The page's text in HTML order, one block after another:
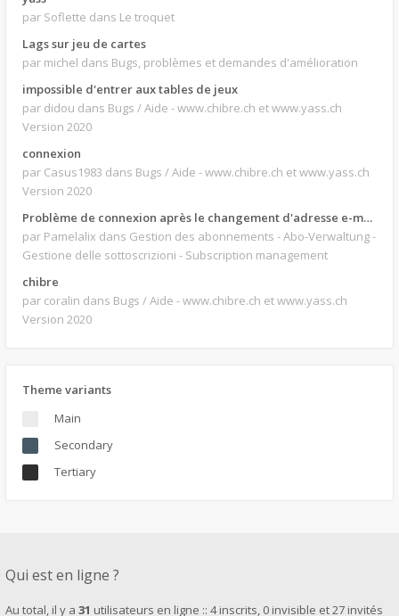
par Soflette dans Le troquet
Lags sur jeu de cartes
par michel dans Bugs, problèmes et demandes d'amélioration
impossible d'entrer aux tables de jeux
par didou dans Bugs / Aide - www.chibre.ch et www.yass.ch
Version 2020
connexion
par Casus1983 dans Bugs / Aide - www.chibre.ch et www.yass.ch
Version 2020
Problème de connexion après le changement d'adresse e-mail.
par Pamelalix dans Gestion des abonnements - Abo-Verwaltung -
Gestione delle sottoscrizioni - Subscription management
chibre
par coralin dans Bugs / Aide - www.chibre.ch et www.yass.ch
Version 2020
Theme variants
Main
Secondary
Tertiary
Qui est en ligne ?
Au total, il y a 31 utilisateurs en ligne :: 4 inscrits, 0 invisible et 27 invités